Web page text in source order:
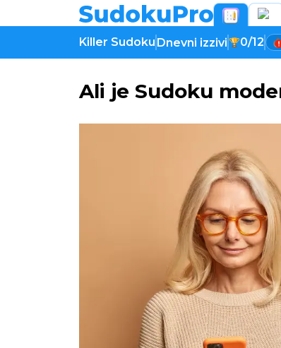
Killer Sudoku Dnevni izzivi 0/12
Ali je Sudoku